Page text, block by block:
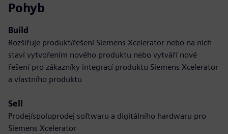
Pohyb
Build
Rozšiřuje produkt/řešení Siemens Xcelerator nebo na nich
staví vytvořením nového produktu nebo vytváří nové
řešení pro zákazníky integrací produktu Siemens Xcelerator
a vlastního produktu
Sell
Prodej/spoluprodej softwaru a digitálního hardwaru pro
Siemens Xcelerator